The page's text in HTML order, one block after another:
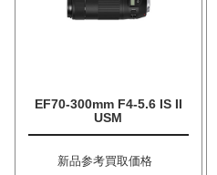
EF70-300mm F4-5.6 IS II
USM
新品参考買取価格